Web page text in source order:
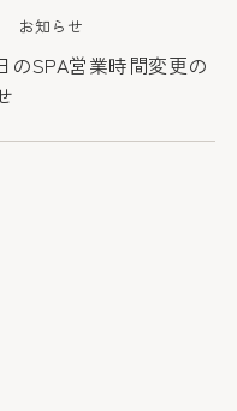
お知らせ
のSPA営業時間変更の